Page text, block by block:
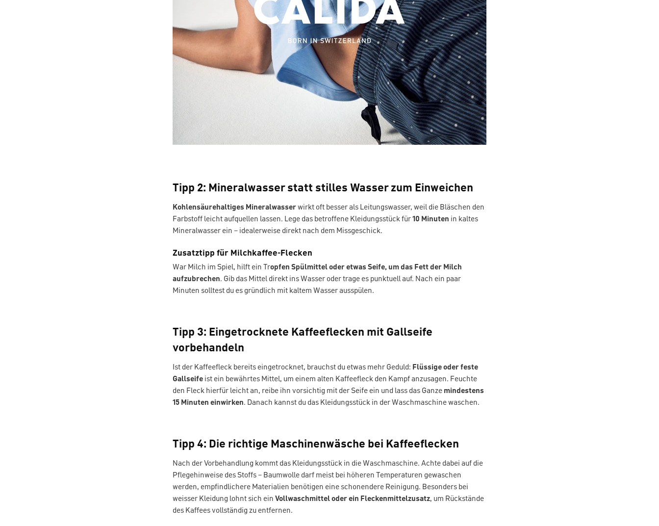
Tipp 2: Mineralwasser statt stilles Wasser zum Einweichen
Kohlensäurehaltiges Mineralwasserwirkt oft besser als Leitungswasser, weil die Bläschen den
Farbstoff leicht aufquellen lassen. Lege das betroffene Kleidungsstück für10 Minuten in kaltes
Mineralwasser ein – idealerweise direkt nach dem Missgeschick.
Zusatztipp für Milchkaffee-Flecken
War Milch im Spiel, hilft ein Tropfen Spülmittel oder etwas Seife, um das Fett der Milch
aufzubrechen. Gib das Mittel direkt ins Wasser oder trage es punktuell auf. Nach ein paar
Minuten solltest du es gründlich mit kaltem Wasser ausspülen.
Tipp 3: Eingetrocknete Kaffeeflecken mit Gallseife
vorbehandeln
Ist der Kaffeefleck bereits eingetrocknet, brauchst du etwas mehr Geduld: Flüssige oder feste
Gallseife ist ein bewährtes Mittel, um einem alten Kaffeefleck den Kampf anzusagen. Feuchte
den Fleck hierfür leicht an, reibe ihn vorsichtig mit der Seife ein und lass das Ganze mindestens
15 Minuten einwirken. Danach kannst du das Kleidungsstück in der Waschmaschine waschen.
Tipp 4: Die richtige Maschinenwäsche bei Kaffeeflecken
Nach der Vorbehandlung kommt das Kleidungsstück in die Waschmaschine. Achte dabei auf die
Pflegehinweise des Stoffs – Baumwolle darf meist bei höheren Temperaturen gewaschen
werden, empfindlichere Materialien benötigen eine schonendere Reinigung. Besonders bei
weisser Kleidung lohnt sich ein Vollwaschmittel oder ein Fleckenmittelzusatz, um Rückstände
des Kaffees vollständig zu entfernen.